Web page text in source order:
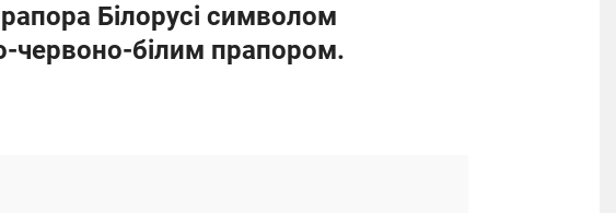
Білорусі символом
червоно-білим прапором.